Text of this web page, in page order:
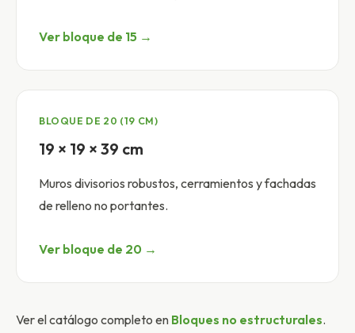
Ver bloque de 15 →
BLOQUE DE 20 (19 CM)
19 × 19 × 39 cm
Muros divisorios robustos, cerramientos y fachadas
de relleno no portantes.
Ver bloque de 20 →
Ver el catálogo completo en Bloques no estructurales.